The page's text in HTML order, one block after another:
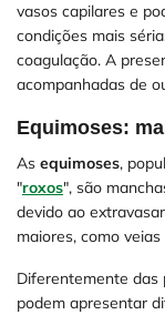
vasos capilares e
condições mais
coagulação. A
acompanhadas de
Equimoses:
As equimoses,
"roxos", são
devido ao
maiores, como
Diferentemente das
podem apresentar